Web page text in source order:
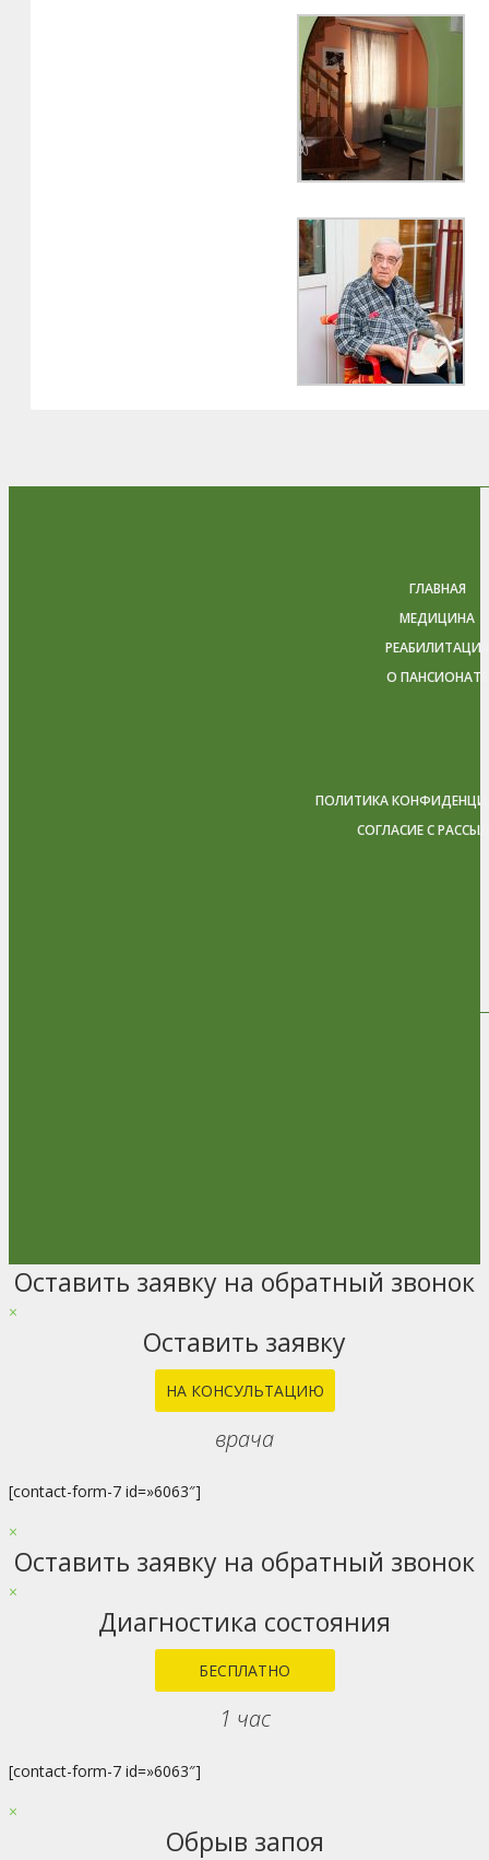
ГЛАВНАЯ
МЕДИЦИНА
РЕАБИЛИТАЦИЯ
О ПАНСИОНАТЕ
ПОЛИТИКА
СОГЛАСИЕ С
Go
Оставить заявку на обратный звонок
×
Оставить заявку
НА КОНСУЛЬТАЦИЮ
врача
[contact-form-7 id=»6063″]
×
Оставить заявку на обратный звонок
×
Диагностика состояния
БЕСПЛАТНО
1 час
[contact-form-7 id=»6063″]
×
Обрыв запоя